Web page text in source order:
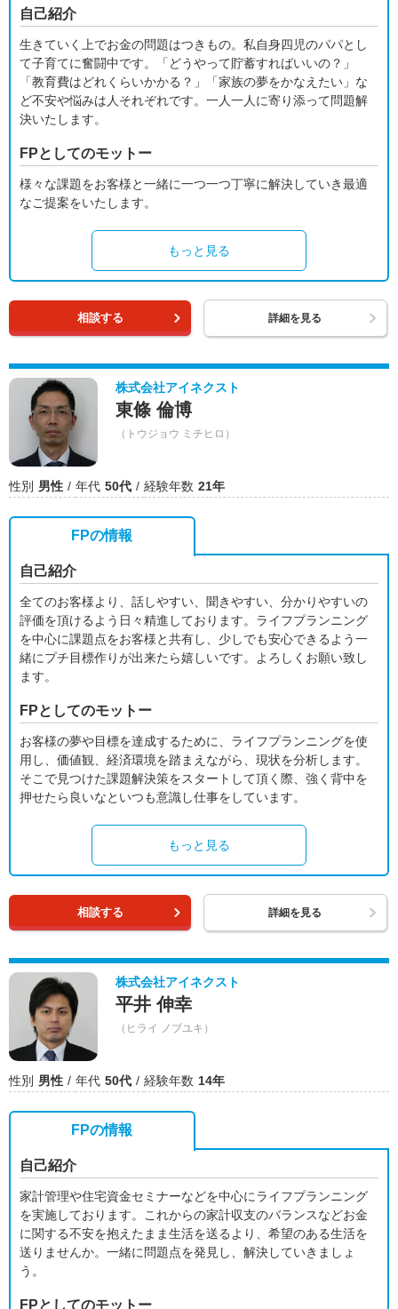
自己紹介
生きていく上でお金の問題はつきもの。私自身四児のパパとし
て子育てに奮闘中です。「どうやって貯蓄すればいいの？」
「教育費はどれくらいかかる？」「家族の夢をかなえたい」な
ど不安や悩みは人それぞれです。一人一人に寄り添って問題解
決いたします。
FPとしてのモットー
様々な課題をお客様と一緒に一つ一つ丁寧に解決していき最適
なご提案をいたします。
もっと見る
相談する 詳細を見る
株式会社アイネクスト
東條 倫博
（トウジョウ ミチヒロ）
性別 男性 年代 50代 経験年数 21年
FPの情報
自己紹介
全てのお客様より、話しやすい、聞きやすい、分かりやすいの
評価を頂けるよう日々精進しております。ライフプランニング
を中心に課題点をお客様と共有し、少しでも安心できるよう一
緒にプチ目標作りが出来たら嬉しいです。よろしくお願い致し
ます。
FPとしてのモットー
お客様の夢や目標を達成するために、ライフプランニングを使
用し、価値観、経済環境を踏まえながら、現状を分析します。
そこで見つけた課題解決策をスタートして頂く際、強く背中を
押せたら良いなといつも意識し仕事をしています。
もっと見る
相談する 詳細を見る
株式会社アイネクスト
平井 伸幸
（ヒライ ノブユキ）
性別 男性 年代 50代 経験年数 14年
FPの情報
自己紹介
家計管理や住宅資金セミナーなどを中心にライフプランニング
を実施しております。これからの家計収支のバランスなどお金
に関する不安を抱えたまま生活を送るより、希望のある生活を
送りませんか。一緒に問題点を発見し、解決していきましょ
う。
FPとしてのモットー